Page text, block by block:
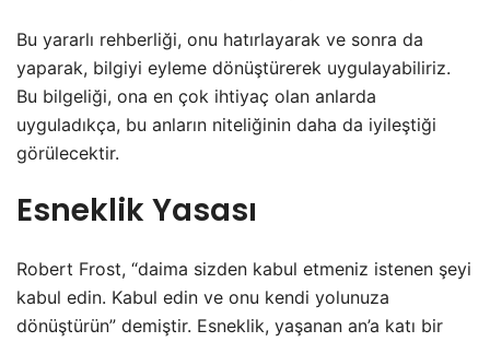
Bu yararlı rehberliği, onu hatırlayarak ve sonra da
yaparak, bilgiyi eyleme dönüştürerek uygulayabiliriz.
Bu bilgeliği, ona en çok ihtiyaç olan anlarda
uyguladıkça, bu anların niteliğinin daha da iyileştiği
görülecektir.
Esneklik Yasası
Robert Frost, “daima sizden kabul etmeniz istenen şeyi
kabul edin. Kabul edin ve onu kendi yolunuza
dönüştürün” demiştir. Esneklik, yaşanan an’a katı bir